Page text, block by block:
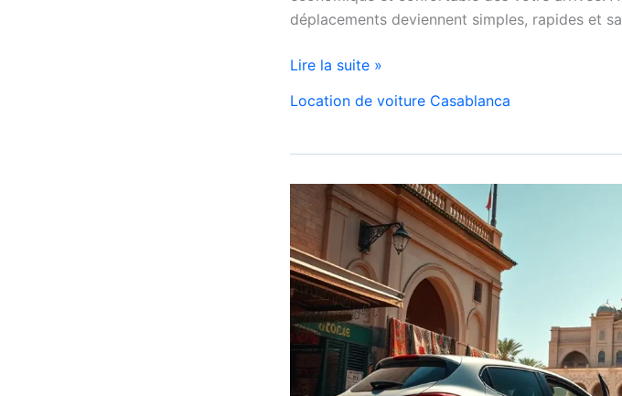
déplacements deviennent simples, rapides et
Location
Corsa
Aéroport
|
Location
Voiture
Casablanca
Lire la suite »
Location de voiture Casablanca